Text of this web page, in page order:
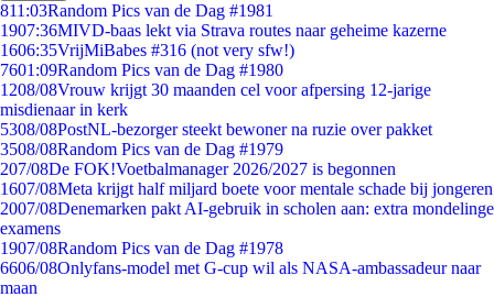
811:03Random Pics van de Dag #1981
1907:36MIVD-baas lekt via Strava routes naar geheime kazerne
1606:35VrijMiBabes #316 (not very sfw!)
7601:09Random Pics van de Dag #1980
1208/08Vrouw krijgt 30 maanden cel voor afpersing 12-jarige
misdienaar in kerk
5308/08PostNL-bezorger steekt bewoner na ruzie over pakket
3508/08Random Pics van de Dag #1979
207/08De FOK!Voetbalmanager 2026/2027 is begonnen
1607/08Meta krijgt half miljard boete voor mentale schade bij jongeren
2007/08Denemarken pakt AI-gebruik in scholen aan: extra mondelinge
examens
1907/08Random Pics van de Dag #1978
6606/08Onlyfans-model met G-cup wil als NASA-ambassadeur naar
maan